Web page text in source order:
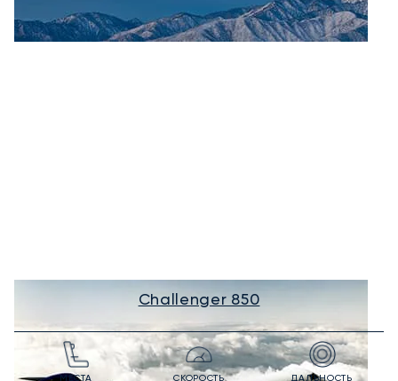
Challenger 850
МЕСТА СКОРОСТЬ ДАЛЬНОСТЬ